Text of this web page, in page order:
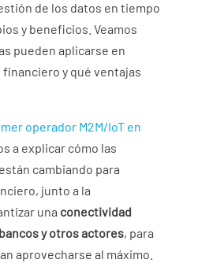
de los datos en tiempo
y beneficios. Veamos
pueden aplicarse en
y qué ventajas
operador M2M/IoT en
a explicar cómo las
cambiando para
junto a la
una conectividad
y otros actores, para
aprovecharse al máximo.